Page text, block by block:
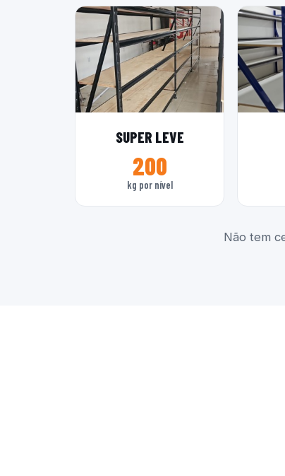
SUPER LEVE
200
kg por nível
Não tem